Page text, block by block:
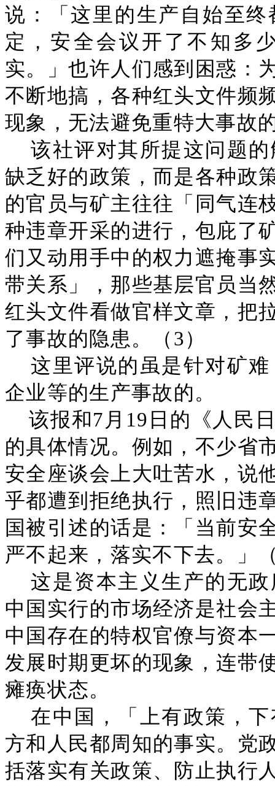
说：「这里的生产自始至
定，安全会议开了不知多
实。」也许人们感到困惑：
不断地搞，各种红头文件频
现象，无法避免重特大事故
该社评对其所提这问题
缺乏好的政策，而是各种政
的官员与矿主往往「同气连
种违章开采的进行，包庇了
们又动用手中的权力遮掩事
带关系」，那些基层官员当
红头文件看做官样文章，把
了事故的隐患。（3）
这里评说的虽是针对矿
企业等的生产事故的。
该报和7月19日的《人民
的具体情况。例如，不少省
安全座谈会上大吐苦水，说
乎都遭到拒绝执行，照旧违
国被引述的话是：「当前安
严不起来，落实不下去。」
这是资本主义生产的无
中国实行的市场经济是社会
中国存在的特权官僚与资本
发展时期更坏的现象，连带
瘫痪状态。
在中国，「上有政策，
方和人民都周知的事实。党
括落实有关政策、防止执行